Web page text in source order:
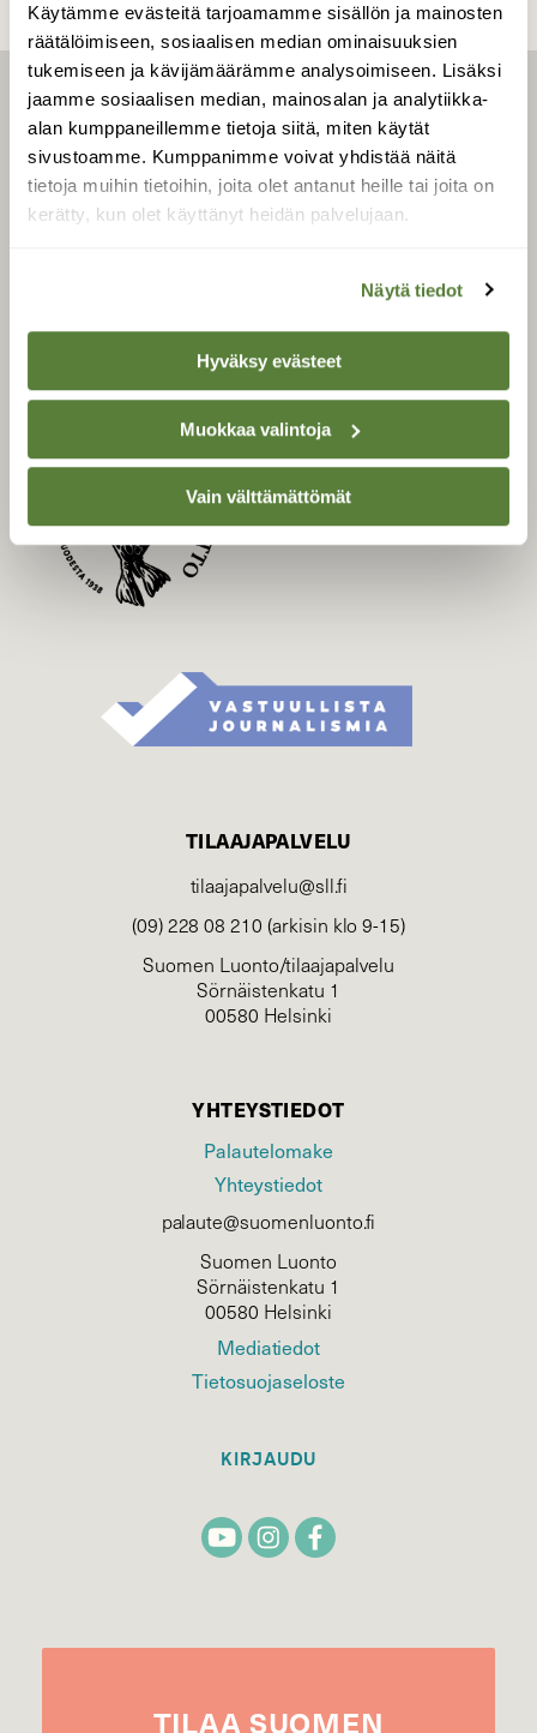
Käytämme evästeitä tarjoamamme sisällön ja mainosten
räätälöimiseen, sosiaalisen median ominaisuuksien
tukemiseen ja kävijämäärämme analysoimiseen. Lisäksi
jaamme sosiaalisen median, mainosalan ja analytiikka-
alan kumppaneillemme tietoja siitä, miten käytät
sivustoamme. Kumppanimme voivat yhdistää näitä
tietoja muihin tietoihin, joita olet antanut heille tai joita on
kerätty, kun olet käyttänyt heidän palvelujaan.
Näytä tiedot
Hyväksy evästeet
Muokkaa valintoja
Vain välttämättömät
LEHTI
Uusin lehti
Tilaa Suomen Luonto
Tilaa digilukuoikeus
Tilaa uutiskirje
SUOMEN LUONNON­
SUOJELU­LIITTO
Suomen Luonto -lehden
kustantaja on
luonnonsuojelu­liitto.
TILAAJAPALVELU
tilaajapalvelu@sll.fi
(09) 228 08 210 (arkisin klo 9-15)
Suomen Luonto/tilaajapalvelu
Sörnäistenkatu 1
00580 Helsinki
YHTEYSTIEDOT
Palautelomake
Yhteystiedot
palaute@suomenluonto.fi
Suomen Luonto
Sörnäistenkatu 1
00580 Helsinki
Mediatiedot
Tietosuojaseloste
KIRJAUDU
TILAA SUOMEN